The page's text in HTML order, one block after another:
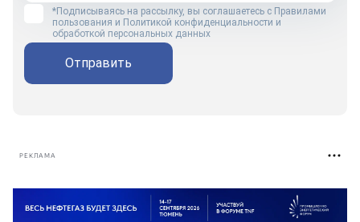
*Подписываясь на рассылку, вы соглашаетесь с Правилами
пользования и Политикой конфиденциальности и
обработкой персональных данных
Отправить
РЕКЛАМА